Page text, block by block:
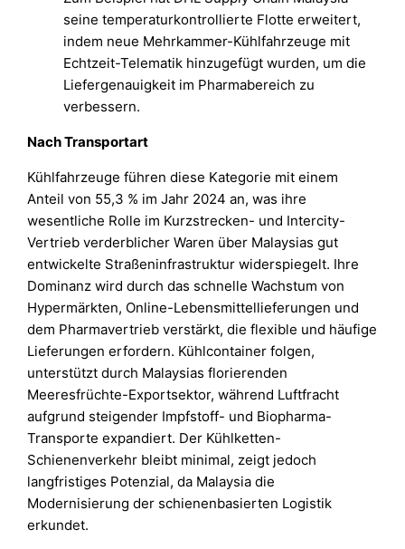
seine temperaturkontrollierte Flotte erweitert,
indem neue Mehrkammer-Kühlfahrzeuge mit
Echtzeit-Telematik hinzugefügt wurden, um die
Liefergenauigkeit im Pharmabereich zu
verbessern.
Nach Transportart
Kühlfahrzeuge führen diese Kategorie mit einem
Anteil von 55,3 % im Jahr 2024 an, was ihre
wesentliche Rolle im Kurzstrecken- und Intercity-
Vertrieb verderblicher Waren über Malaysias gut
entwickelte Straßeninfrastruktur widerspiegelt. Ihre
Dominanz wird durch das schnelle Wachstum von
Hypermärkten, Online-Lebensmittellieferungen und
dem Pharmavertrieb verstärkt, die flexible und häufige
Lieferungen erfordern. Kühlcontainer folgen,
unterstützt durch Malaysias florierenden
Meeresfrüchte-Exportsektor, während Luftfracht
aufgrund steigender Impfstoff- und Biopharma-
Transporte expandiert. Der Kühlketten-
Schienenverkehr bleibt minimal, zeigt jedoch
langfristiges Potenzial, da Malaysia die
Modernisierung der schienenbasierten Logistik
erkundet.